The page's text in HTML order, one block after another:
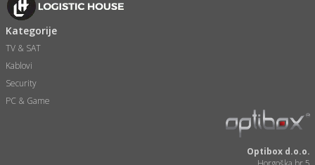
Kategorije
TV & SAT
Kablovi
Security
PC & Game
Optibox d.o.o.